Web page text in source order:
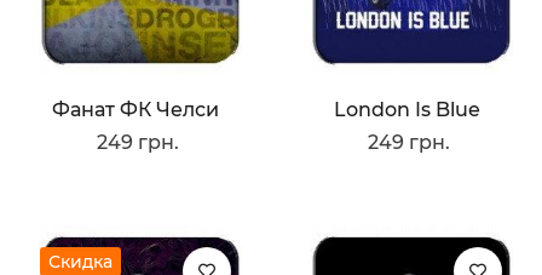
Фанат ФК Челси
249 грн.
London Is Blue
249 грн.
Скидка